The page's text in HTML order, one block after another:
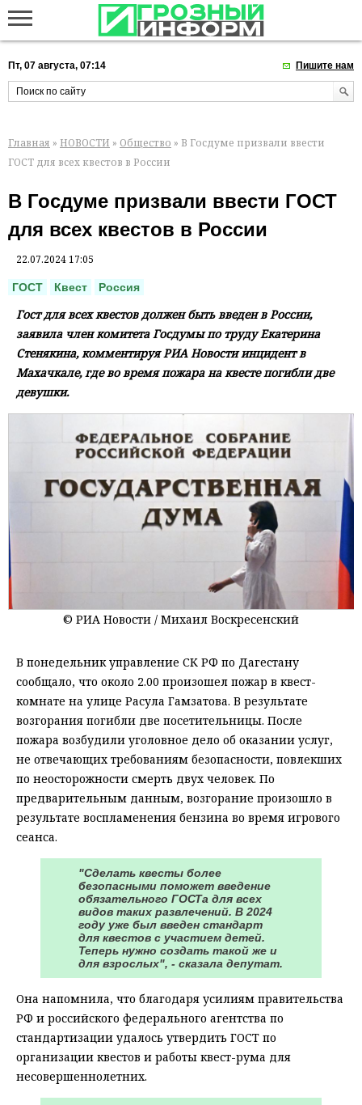
Пт, 07 августа, 07:14 Пишите нам
Главная » НОВОСТИ » Общество » В Госдуме призвали ввести
ГОСТ для всех квестов в России
В Госдуме призвали ввести ГОСТ
для всех квестов в России
22.07.2024 17:05
ГОСТ Квест Россия
Гост для всех квестов должен быть введен в России,
заявила член комитета Госдумы по труду Екатерина
Стенякина, комментируя РИА Новости инцидент в
Махачкале, где во время пожара на квесте погибли две
девушки.
© РИА Новости / Михаил Воскресенский
В понедельник управление СК РФ по Дагестану
сообщало, что около 2.00 произошел пожар в квест-
комнате на улице Расула Гамзатова. В результате
возгорания погибли две посетительницы. После
пожара возбудили уголовное дело об оказании услуг,
не отвечающих требованиям безопасности, повлекших
по неосторожности смерть двух человек. По
предварительным данным, возгорание произошло в
результате воспламенения бензина во время игрового
сеанса.
"Сделать квесты более
безопасными поможет введение
обязательного ГОСТа для всех
видов таких развлечений. В 2024
году уже был введен стандарт
для квестов с участием детей.
Теперь нужно создать такой же и
для взрослых", - сказала депутат.
Она напомнила, что благодаря усилиям правительства
РФ и российского федерального агентства по
стандартизации удалось утвердить ГОСТ по
организации квестов и работы квест-рума для
несовершеннолетних.